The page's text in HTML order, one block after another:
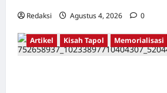
Redaksi Agustus 4, 2026 0
Artikel Kisah Tapol Memorialisasi